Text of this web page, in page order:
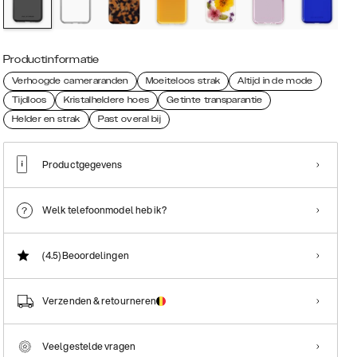
Productinformatie
Verhoogde cameraranden Moeiteloos strak
Altijd in de mode
Tijdloos
Kristalheldere hoes
Getinte transparantie
Helder en strak
Past overal bij
Productgegevens
Welk telefoonmodel heb ik?
(4.5)Beoordelingen
Verzenden & retourneren
Veelgestelde vragen